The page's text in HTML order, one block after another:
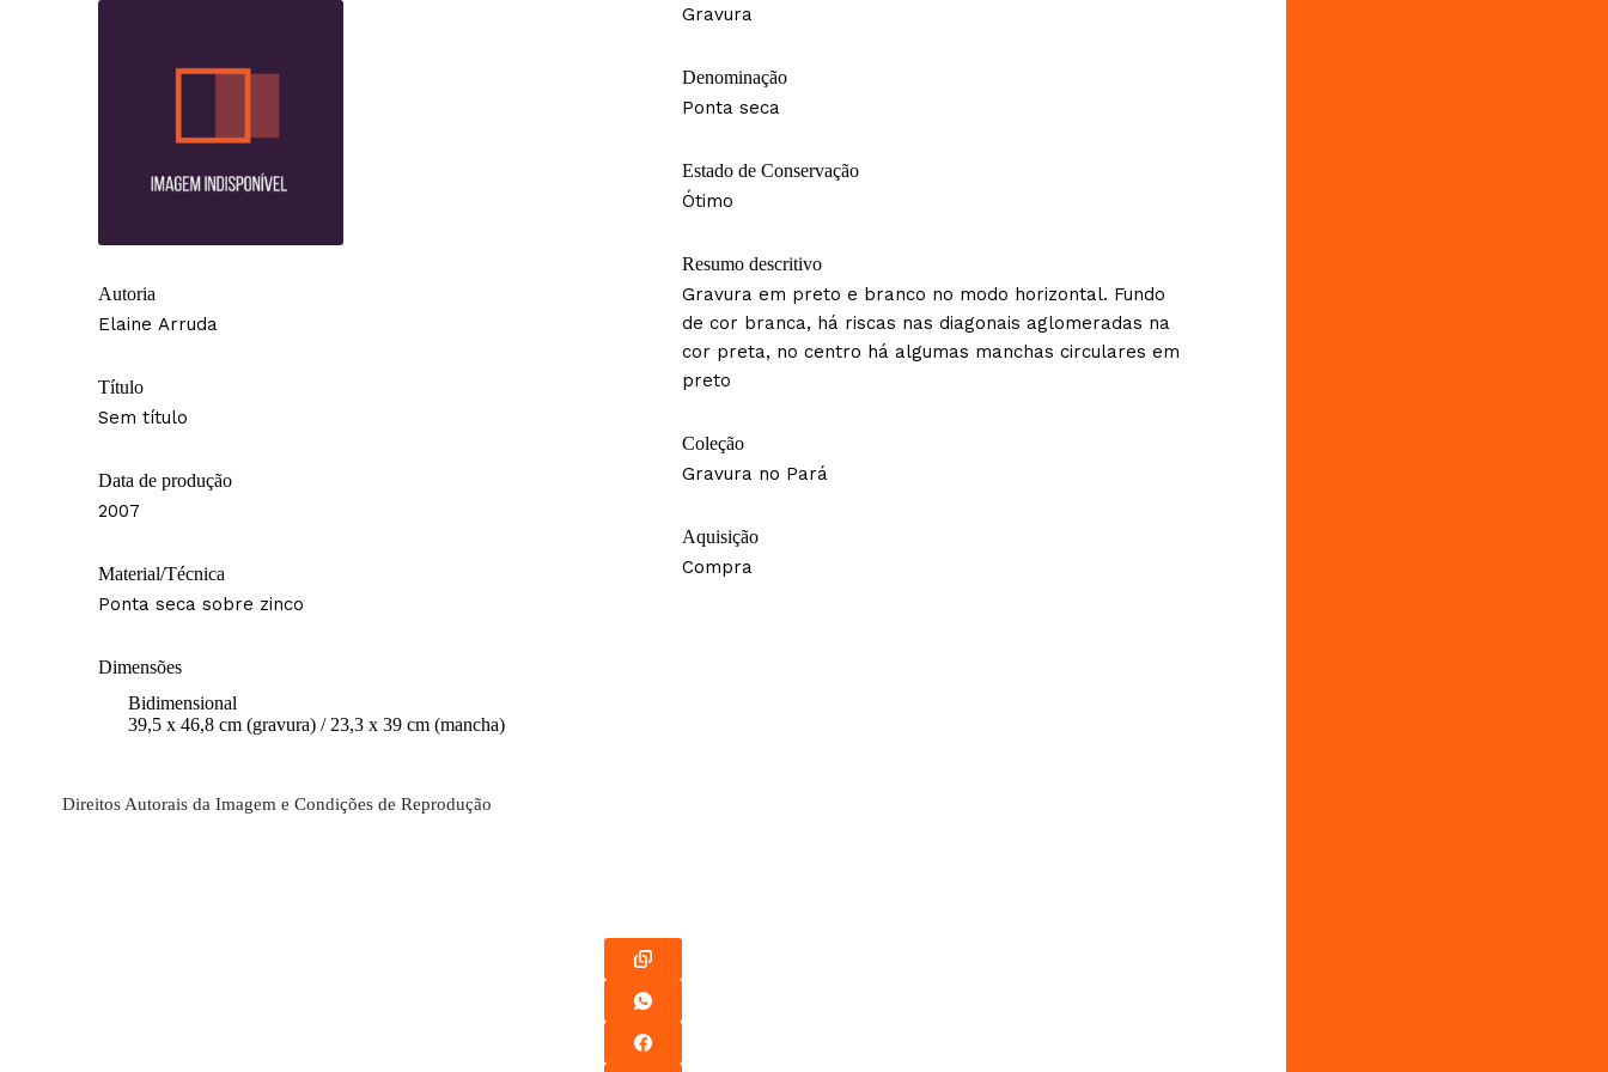
Autoria
Elaine Arruda
Título
Sem título
Data de produção
2007
Material/Técnica
Ponta seca sobre zinco
Dimensões
Bidimensional
39,5 x 46,8 cm (gravura) / 23,3 x 39 cm (mancha)
Gravura
Denominação
Ponta seca
Estado de Conservação
Ótimo
Resumo descritivo
Gravura em preto e branco no modo horizontal. Fundo
de cor branca, há riscas nas diagonais aglomeradas na
cor preta, no centro há algumas manchas circulares em
preto
Coleção
Gravura no Pará
Aquisição
Compra
Direitos Autorais da Imagem e Condições de Reprodução